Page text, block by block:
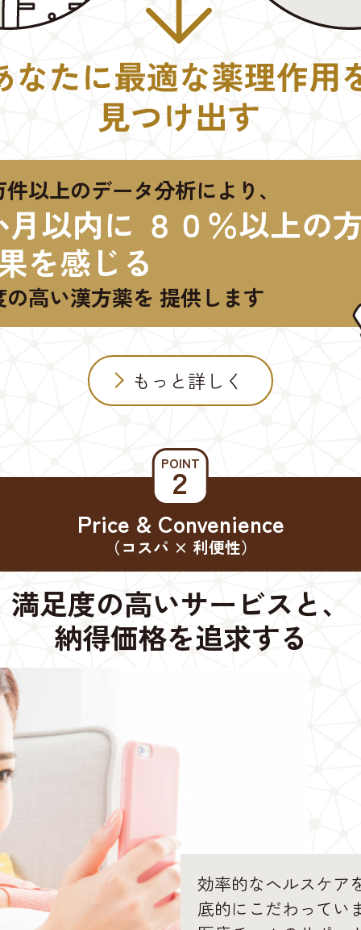
以上のデータ分析により、
月以内に ８０％以上の
を感じる
の高い漢方薬を 提供します
もっと詳しく
POINT
２
Price & Convenience
（コスパ × 利便性）
満足度の高いサービスと、
納得価格を追求する
効率的なヘルスケア
底的にこだわってい